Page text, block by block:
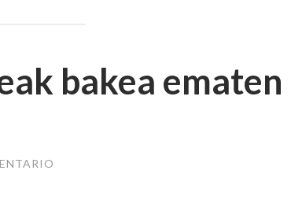
bakea ematen